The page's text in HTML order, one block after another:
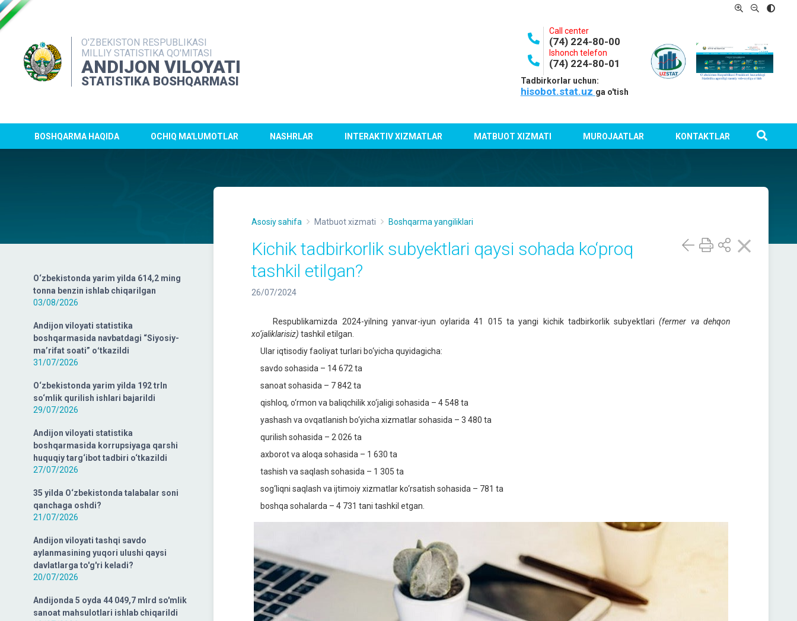
O'ZBEKISTON RESPUBLIKASI
MILLIY STATISTIKA QO'MITASI
ANDIJON VILOYATI
STATISTIKA BOSHQARMASI
Call center
(74) 224-80-00
Ishonch telefon
(74) 224-80-01
Tadbirkorlar uchun:
hisobot.stat.uz ga o'tish
BOSHQARMA HAQIDA OCHIQ MA'LUMOTLAR NASHRLAR INTERAKTIV XIZMATLAR MATBUOT XIZMATI MUROJAATLAR KONTAKTLAR
O‘zbekistonda yarim yilda 614,2 ming
tonna benzin ishlab chiqarilgan
03/08/2026
Andijon viloyati statistika
boshqarmasida navbatdagi “Siyosiy-
ma’rifat soati” oʻtkazildi
31/07/2026
O‘zbekistonda yarim yilda 192 trln
so‘mlik qurilish ishlari bajarildi
29/07/2026
Andijon viloyati statistika
boshqarmasida korrupsiyaga qarshi
huquqiy targ‘ibot tadbiri o‘tkazildi
27/07/2026
35 yilda O‘zbekistonda talabalar soni
qanchaga oshdi?
21/07/2026
Andijon viloyati tashqi savdo
aylanmasining yuqori ulushi qaysi
davlatlarga to'g'ri keladi?
20/07/2026
Andijonda 5 oyda 44 049,7 mlrd so'mlik
sanoat mahsulotlari ishlab chiqarildi
Asosiy sahifa Matbuot xizmati Boshqarma yangiliklari
Kichik tadbirkorlik subyektlari qaysi sohada ko‘proq
tashkil etilgan?
26/07/2024
Respublikamizda 2024-yilning yanvar-iyun oylarida 41 015 ta yangi kichik tadbirkorlik subyektlari(fermer va dehqon
xo‘jaliklarisiz) tashkil etilgan.
Ular iqtisodiy faoliyat turlari bo‘yicha quyidagicha:
savdo sohasida – 14 672 ta
sanoat sohasida – 7 842 ta
qishloq, o‘rmon va baliqchilik xo‘jaligi sohasida – 4 548 ta
yashash va ovqatlanish bo‘yicha xizmatlar sohasida – 3 480 ta
qurilish sohasida – 2 026 ta
axborot va aloqa sohasida – 1 630 ta
tashish va saqlash sohasida – 1 305 ta
sog‘liqni saqlash va ijtimoiy xizmatlar ko‘rsatish sohasida – 781 ta
boshqa sohalarda – 4 731 tani tashkil etgan.